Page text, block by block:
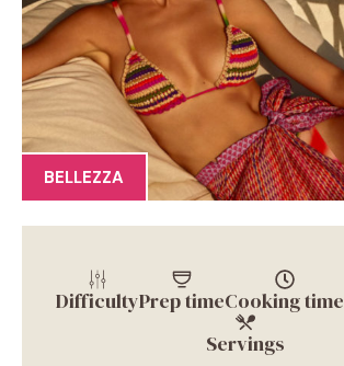
BELLEZZA
DifficultyPrep timeCooking time
Servings